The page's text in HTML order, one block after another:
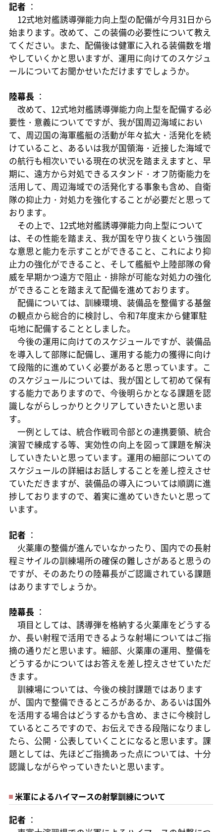
記者 ：
12式地対艦誘導弾能力向上型の配備が今月31日から
始まります。改めて、この装備の必要性について教え
てください。また、配備後は健軍に入れる装備数を増
やしていくかと思いますが、運用に向けてのスケジュ
ールについてお聞かせいただけますでしょうか。
陸幕長 ：
改めて、12式地対艦誘導弾能力向上型を配備する必
要性・意義についてですが、我が国周辺海域におい
て、周辺国の海軍艦艇の活動が年々拡大・活発化を続
けていること、あるいは我が国領海・近接した海域で
の航行も相次いでいる現在の状況を踏まえますと、早
期に、遠方から対処できるスタンド・オフ防衛能力を
活用して、周辺海域での活発化する事象も含め、自衛
隊の抑止力・対処力を強化することが必要だと思って
おります。
その上で、12式地対艦誘導弾能力向上型について
は、その性能を踏まえ、我が国を守り抜くという強固
な意思と能力を示すことができること、これにより抑
止力の強化ができること、そして艦艇や上陸部隊の脅
威を早期かつ遠方で阻止・排除が可能な対処力の強化
ができることを踏まえて配備を進めております。
配備については、訓練環境、装備品を整備する基盤
の観点から総合的に検討し、令和7年度末から健軍駐
屯地に配備することとしました。
今後の運用に向けてのスケジュールですが、装備品
を導入して部隊に配備し、運用する能力の獲得に向け
て段階的に進めていく必要があると思っています。こ
のスケジュールについては、我が国として初めて保有
する能力でありますので、今後明らかとなる課題を認
識しながらしっかりとクリアしていきたいと思いま
す。
一例としては、統合作戦司令部との連携要領、統合
演習で練成する等、実効性の向上を図って課題を解決
していきたいと思っています。運用の細部についての
スケジュールの詳細はお話しすることを差し控えさせ
ていただきますが、装備品の導入については順調に進
捗しておりますので、着実に進めていきたいと思って
います。
記者 ：
火薬庫の整備が進んでいなかったり、国内での長射
程ミサイルの訓練場所の確保の難しさがあると思うの
ですが、そのあたりの陸幕長がご認識されている課題
はありますでしょうか。
陸幕長 ：
項目としては、誘導弾を格納する火薬庫をどうする
か、長い射程で活用できるような射場についてはご指
摘の通りだと思います。細部、火薬庫の運用、整備を
どうするかについてはお答えを差し控えさせていただ
きます。
訓練場については、今後の検討課題ではあります
が、国内で整備できるところがあるか、あるいは国外
を活用する場合はどうするかも含め、まさに今検討し
ているところですので、お伝えできる段階になりまし
たら、公開・公表していくことになると思います。課
題としては、先ほどご指摘あった点については、十分
認識しながらやっていきたいと思います。
米軍によるハイマースの射撃訓練について
記者 ：